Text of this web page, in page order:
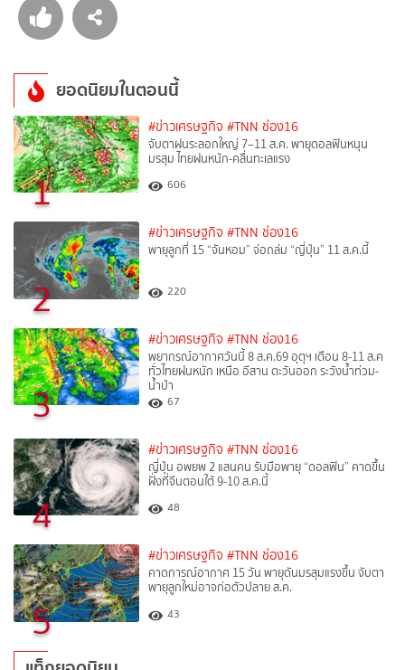
ยอดนิยมในตอนนี้
1
#ข่าวเศรษฐกิจ #TNN ช่อง16
จับตาฝนระลอกใหญ่ 7–11 ส.ค. พายุดอลฟินหนุน
มรสุม ไทยฝนหนัก-คลื่นทะเลแรง
606
2
#ข่าวเศรษฐกิจ #TNN ช่อง16
พายุลูกที่ 15 “จันหอม” จ่อถล่ม “ญี่ปุ่น” 11 ส.ค.นี้
220
3
#ข่าวเศรษฐกิจ #TNN ช่อง16
พยากรณ์อากาศวันนี้ 8 ส.ค.69 อุตุฯ เตือน 8-11 ส.ค
ทั่วไทยฝนหนัก เหนือ อีสาน ตะวันออก ระวังน้ำท่วม-
น้ำป่า
67
4
#ข่าวเศรษฐกิจ #TNN ช่อง16
ญี่ปุ่น อพยพ 2 แสนคน รับมือพายุ “ดอลฟิน” คาดขึ้น
ฝั่งที่จีนตอนใต้ 9-10 ส.ค.นี้
48
5
#ข่าวเศรษฐกิจ #TNN ช่อง16
คาดการณ์อากาศ 15 วัน พายุดันมรสุมแรงขึ้น จับตา
พายุลูกใหม่อาจก่อตัวปลาย ส.ค.
43